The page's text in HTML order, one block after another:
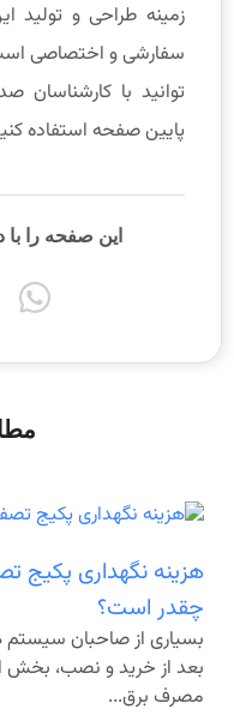
زمینه طراحی و تولید
سفارشی و اختصاصی
توانید با کارشناسان
پایین صفحه استفاده
این صفحه را با
چقدر است؟
بسیاری از صاحبان
بعد از خرید و نصب، بخش
مصرف برق...